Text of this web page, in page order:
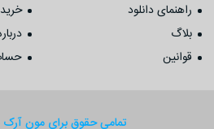
راهنمای دانلود
بلاگ
قوانین
تمامی حقوق برای مون